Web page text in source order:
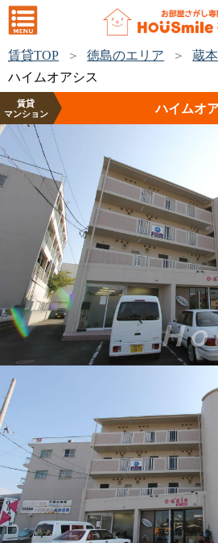
賃貸TOP 徳島のエリア
蔵
ハイムオアシス
賃貸
マンション
ハイムオ